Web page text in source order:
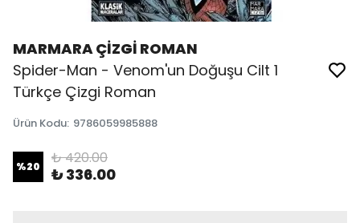
MARMARA ÇİZGİ ROMAN
Spider-Man - Venom'un Doğuşu Cilt 1
Türkçe Çizgi Roman
Ürün Kodu: 9786059985888
%20 ₺ 420.00
₺ 336.00